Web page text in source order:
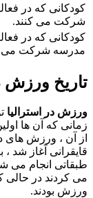
کودکانی که در
شرکت می کنند.
کودکانی که در
مدرسه شرکت می
تاریخ ورزش
ورزش در استرالیا
زمانی که آن ها
از آن ، ورزش های
قایقرانی آغاز شد
طبقاتی انجام می
می کردند در حالی
ورزش بودند.